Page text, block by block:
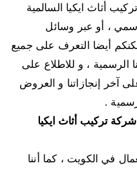
أثاث ايكيا السالمية
، أو عبر وسائل
أيضا التعرف على جميع
الرسمية ، و للاطلاع على
آخر إنجازاتنا و العروض
.
تركيب أثاث ايكيا
في الكويت ، كما أننا